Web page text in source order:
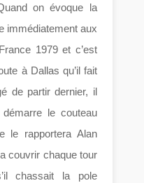
on évoque la
immédiatement aux
1979 et c’est
à Dallas qu’il fait
de partir dernier, il
le couteau
le rapportera Alan
couvrir chaque tour
chassait la pole